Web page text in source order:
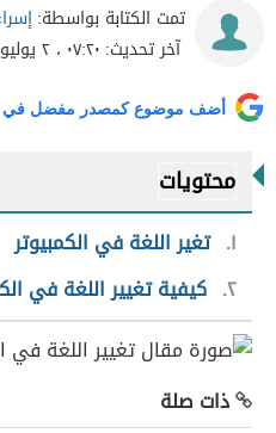
تمت الكتابة بواسطة:
آخر تحديث: ٠٧:٢٠ ، ٢ يوليو ٢٠١٧
أضف موضوع كمصدر مفضل
محتويات
١ تغير اللغة في الكمبيوتر
٢ كيفية تغيير اللغة في
ذات صلة